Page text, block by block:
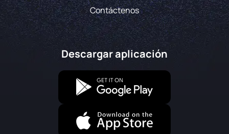
Contáctenos
Descargar aplicación